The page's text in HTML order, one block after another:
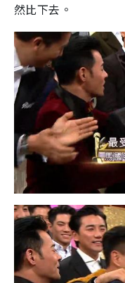
然比下去。